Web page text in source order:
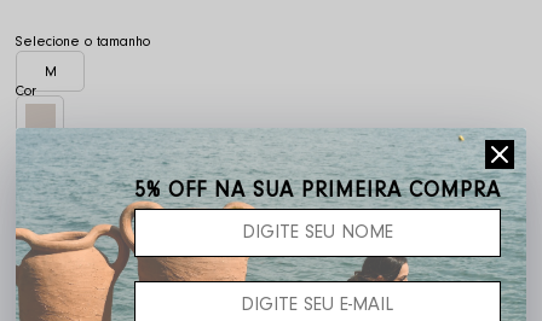
M
Frete grátis acima de R$ 400,00
5% OFF NA SUA PRIMEIRA COMPRA